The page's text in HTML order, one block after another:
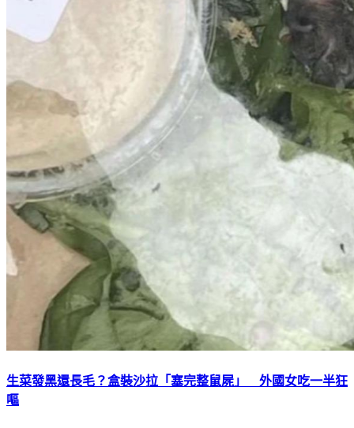
生菜發黑還長毛？盒裝沙拉「塞完整鼠屍」 外國女吃一半狂
嘔